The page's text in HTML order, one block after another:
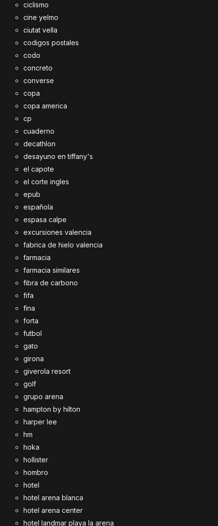
ciclismo
cine yelmo
ciutat vella
codigos postales
codo
concreto
converse
copa
copa america
cp
cuaderno
decathlon
desayuno en tiffany's
el capote
el corte ingles
epub
española
espasa calpe
excursiones valencia
fabrica de hielo valencia
farmacia
farmacia similares
fibra de carbono
fifa
fina
forta
futbol
gato
girona
giverola resort
golf
grupo arena
hampton by hilton
harper lee
hm
hoka
hollister
hombro
hotel
hotel arena blanca
hotel arena center
hotel landmar playa la arena